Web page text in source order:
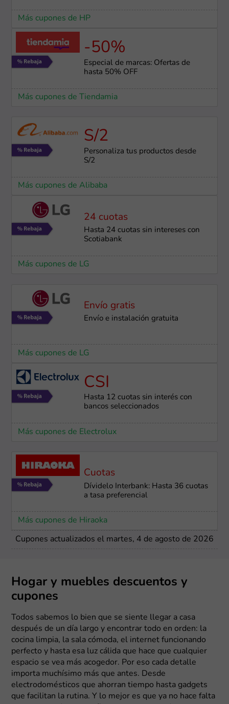
Más cupones de HP
-50%
Especial de marcas: Ofertas de
hasta 50% OFF
Más cupones de Tiendamia
S/2
Personaliza tus productos desde
S/2
Más cupones de Alibaba
24 cuotas
Hasta 24 cuotas sin intereses con
Scotiabank
Más cupones de LG
Envío gratis
Envío e instalación ​gratuita
Más cupones de LG
CSI
Hasta 12 cuotas sin interés con
bancos seleccionados
Más cupones de Electrolux
Cuotas
Dívidelo Interbank: Hasta 36 cuotas
a tasa preferencial
Más cupones de Hiraoka
Cupones actualizados el martes, 4 de agosto de 2026
Hogar y muebles descuentos y
cupones
Todos sabemos lo bien que se siente llegar a casa
después de un día largo y encontrar todo en orden: la
cocina limpia, la sala cómoda, el internet funcionando
perfecto y hasta esa luz cálida que hace que cualquier
espacio se vea más acogedor. Por eso cada detalle
importa muchísimo más que antes. Desde
electrodomésticos que ahorran tiempo hasta gadgets
que facilitan la rutina. Y lo mejor es que ya no hace falta